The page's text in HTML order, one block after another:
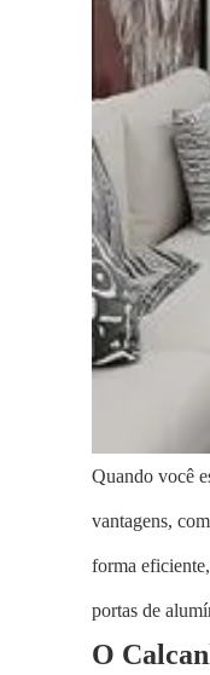
Quando você
vantagens,
forma
portas de
O